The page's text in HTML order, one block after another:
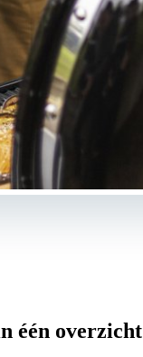
één overzicht